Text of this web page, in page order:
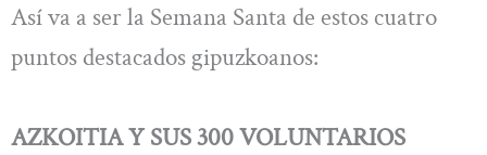
Así va a ser la Semana Santa de estos cuatro
puntos destacados gipuzkoanos:
AZKOITIA Y SUS 300 VOLUNTARIOS